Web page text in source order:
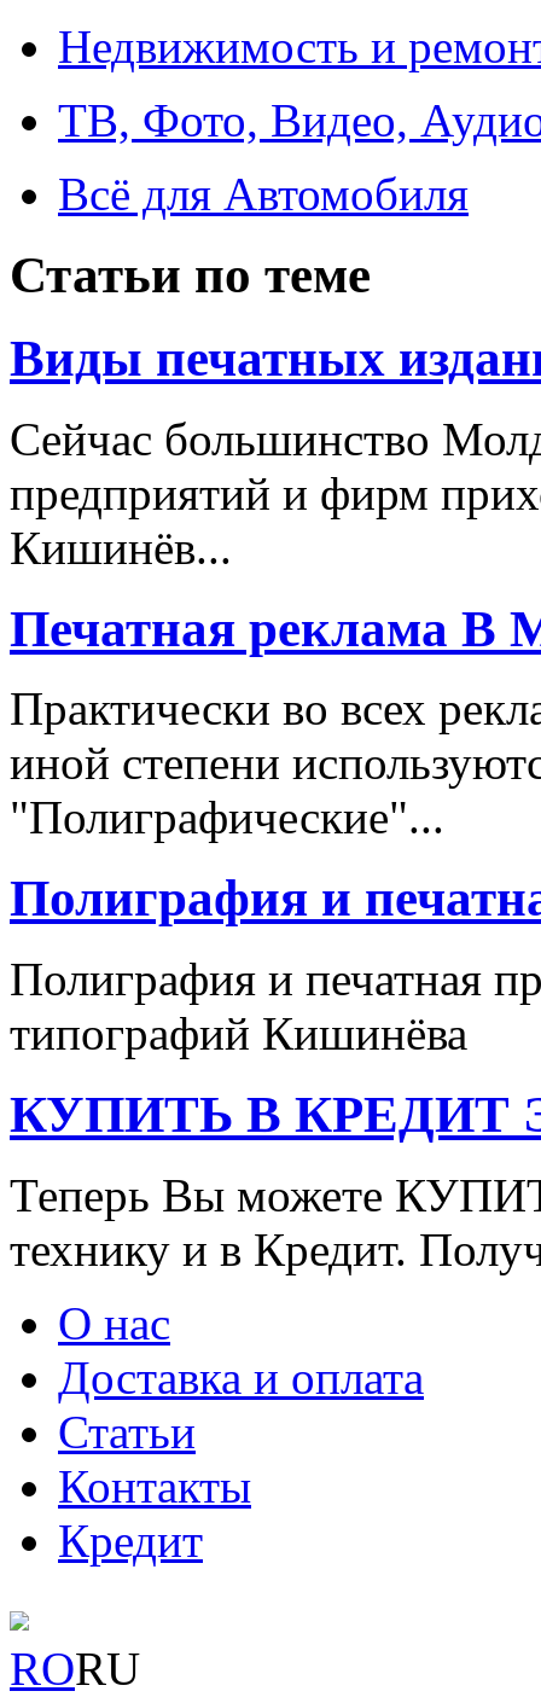
Недвижимость и
ТВ, Фото, Видео,
Всё для Автомобиля
Статьи по теме
Виды печатных
Сейчас большинство
предприятий и фирм
Кишинёв...
Печатная реклама В
Практически во всех
иной степени
"Полиграфические"...
Полиграфия и
Полиграфия и печатная
типографий Кишинёва
КУПИТЬ В КРЕДИТ
Теперь Вы можете
технику и в Кредит.
О нас
Доставка и оплата
Статьи
Контакты
Кредит
RORU